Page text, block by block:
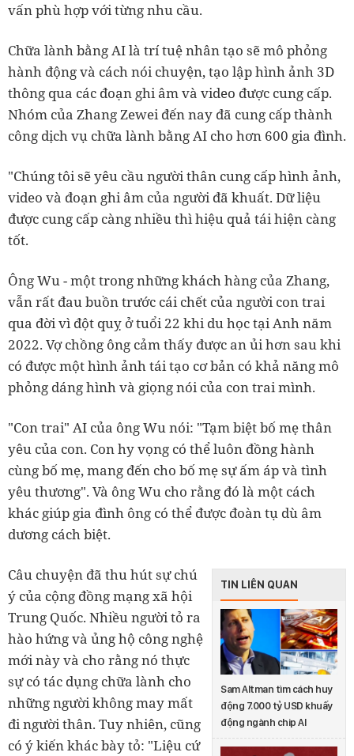
vấn phù hợp với từng nhu cầu.
Chữa lành bằng AI là trí tuệ nhân tạo sẽ mô phỏng
hành động và cách nói chuyện, tạo lập hình ảnh 3D
thông qua các đoạn ghi âm và video được cung cấp.
Nhóm của Zhang Zewei đến nay đã cung cấp thành
công dịch vụ chữa lành bằng AI cho hơn 600 gia đình.
"Chúng tôi sẽ yêu cầu người thân cung cấp hình ảnh,
video và đoạn ghi âm của người đã khuất. Dữ liệu
được cung cấp càng nhiều thì hiệu quả tái hiện càng
tốt.
Ông Wu - một trong những khách hàng của Zhang,
vẫn rất đau buồn trước cái chết của người con trai
qua đời vì đột quỵ ở tuổi 22 khi du học tại Anh năm
2022. Vợ chồng ông cảm thấy được an ủi hơn sau khi
có được một hình ảnh tái tạo cơ bản có khả năng mô
phỏng dáng hình và giọng nói của con trai mình.
"Con trai" AI của ông Wu nói: "Tạm biệt bố mẹ thân
yêu của con. Con hy vọng có thể luôn đồng hành
cùng bố mẹ, mang đến cho bố mẹ sự ấm áp và tình
yêu thương". Và ông Wu cho rằng đó là một cách
khác giúp gia đình ông có thể được đoàn tụ dù âm
dương cách biệt.
TIN LIÊN QUAN
Sam Altman tìm cách huy
động 7.000 tỷ USD khuấy
động ngành chip AI
Câu chuyện đã thu hút sự chú
ý của cộng đồng mạng xã hội
Trung Quốc. Nhiều người tỏ ra
hào hứng và ủng hộ công nghệ
mới này và cho rằng nó thực
sự có tác dụng chữa lành cho
những người không may mất
đi người thân. Tuy nhiên, cũng
có ý kiến khác bày tỏ: "Liệu cứ